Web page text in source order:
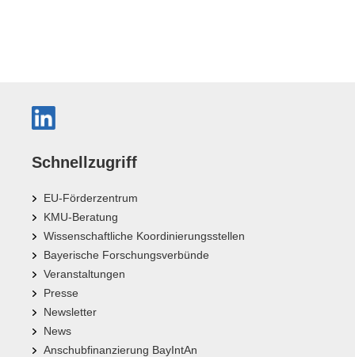
Schnellzugriff
EU-Förderzentrum
KMU-Beratung
Wissenschaftliche Koordinierungsstellen
Bayerische Forschungsverbünde
Veranstaltungen
Presse
Newsletter
News
Anschubfinanzierung BayIntAn